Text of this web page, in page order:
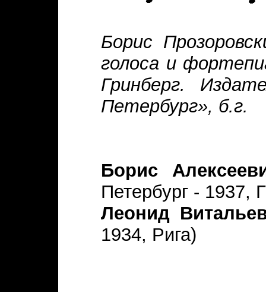
Борис
голоса и
Гринберг.
Петербург», б.г.
Борис
Петербург - 1937,
Леонид
1934, Рига)